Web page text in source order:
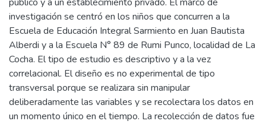
investigación se centró en los niños que concurren a la
Escuela de Educación Integral Sarmiento en Juan Bautista
Alberdi y a la Escuela N° 89 de Rumi Punco, localidad de La
Cocha. El tipo de estudio es descriptivo y a la vez
correlacional. El diseño es no experimental de tipo
transversal porque se realizara sin manipular
deliberadamente las variables y se recolectara los datos en
un momento único en el tiempo. La recolección de datos fue